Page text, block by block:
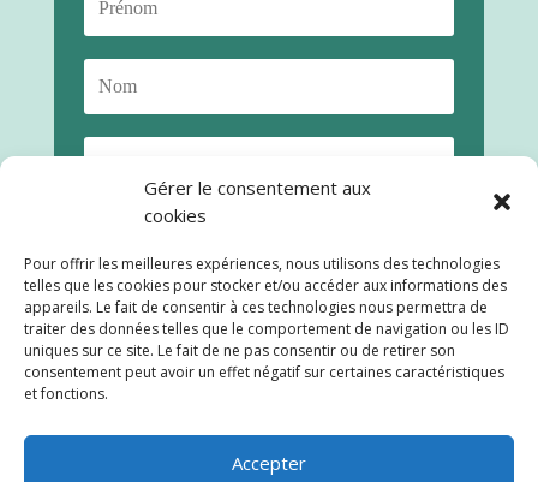
Gérer le consentement aux
cookies
Pour offrir les meilleures expériences, nous utilisons des technologies
telles que les cookies pour stocker et/ou accéder aux informations des
appareils. Le fait de consentir à ces technologies nous permettra de
traiter des données telles que le comportement de navigation ou les ID
uniques sur ce site. Le fait de ne pas consentir ou de retirer son
consentement peut avoir un effet négatif sur certaines caractéristiques
et fonctions.
Accepter
S'abonner